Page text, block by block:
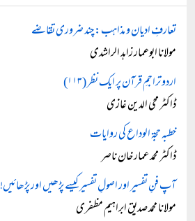
تعارفِ ادیان و مذاہب: چند ضروری تقاضے
مولانا ابوعمار زاہد الراشدی
اردو تراجمِ قرآن پر ایک نظر (۱۱۳)
ڈاکٹر محی الدین غازی
خطبہ حجۃ الوداع کی روایات
ڈاکٹر محمد عمار خان ناصر
آپ فنِ تفسیر اور اصولِ تفسیر کیسے پڑھیں اور پڑھائیں!
مولانا محمد صدیق ابراہیم مظفری